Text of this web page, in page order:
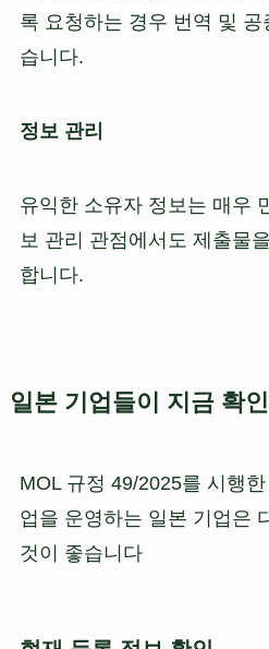
록 요청하는 경우 번역 및
습니다.
정보 관리
유익한 소유자 정보는 매우
보 관리 관점에서도 제출물
합니다.
일본 기업들이 지금 확
MOL 규정 49/2025를 시행
업을 운영하는 일본 기업은
것이 좋습니다